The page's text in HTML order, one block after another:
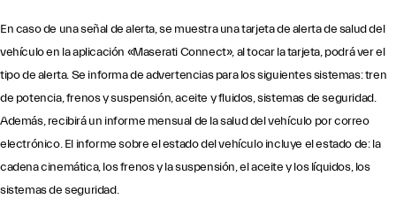
En caso de una señal de alerta, se muestra una tarjeta de alerta de salud del
vehículo en la aplicación «Maserati Connect», al tocar la tarjeta, podrá ver el
tipo de alerta. Se informa de advertencias para los siguientes sistemas: tren
de potencia, frenos y suspensión, aceite y fluidos, sistemas de seguridad.
Además, recibirá un informe mensual de la salud del vehículo por correo
electrónico. El informe sobre el estado del vehículo incluye el estado de: la
cadena cinemática, los frenos y la suspensión, el aceite y los líquidos, los
sistemas de seguridad.